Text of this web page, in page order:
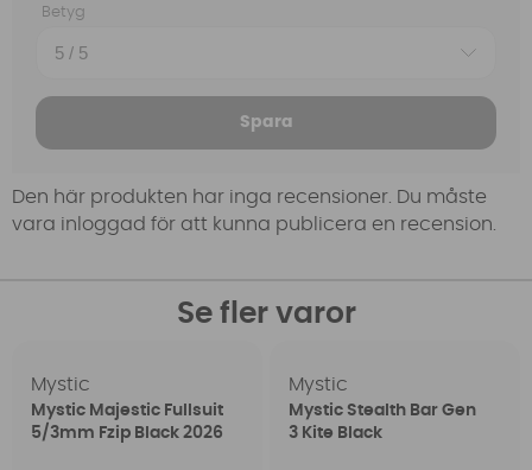
Betyg
Spara
Den här produkten har inga recensioner. Du måste
vara inloggad för att kunna publicera en recension.
Se fler varor
Mystic
Mystic Majestic Fullsuit
5/3mm Fzip Black 2026
Mystic
Mystic Stealth Bar Gen
3 Kite Black